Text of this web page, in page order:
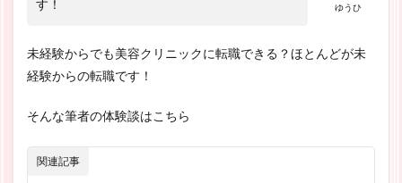
ゆうひ
す！
未経験からでも美容クリニックに転職できる？ほとんどが未
経験からの転職です！
そんな筆者の体験談はこちら
関連記事